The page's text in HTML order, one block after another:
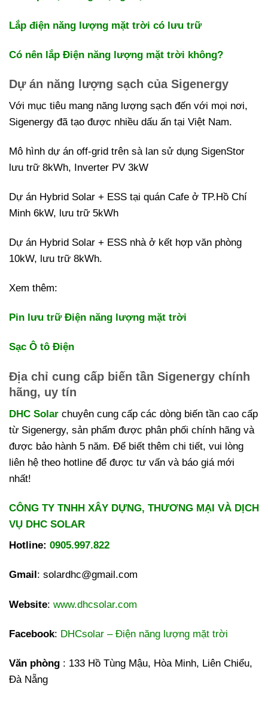
Lắp điện năng lượng mặt trời có lưu trữ
Có nên lắp Điện năng lượng mặt trời không?
Dự án năng lượng sạch của Sigenergy
Với mục tiêu mang năng lượng sạch đến với mọi nơi,
Sigenergy đã tạo được nhiều dấu ấn tại Việt Nam.
Mô hình dự án off-grid trên sà lan sử dụng SigenStor
lưu trữ 8kWh, Inverter PV 3kW
Dự án Hybrid Solar + ESS tại quán Cafe ở TP.Hồ Chí
Minh 6kW, lưu trữ 5kWh
Dự án Hybrid Solar + ESS nhà ở kết hợp văn phòng
10kW, lưu trữ 8kWh.
Xem thêm:
Pin lưu trữ Điện năng lượng mặt trời
Sạc Ô tô Điện
Địa chỉ cung cấp biến tần Sigenergy chính
hãng, uy tín
DHC Solar chuyên cung cấp các dòng biến tần cao cấp
từ Sigenergy, sản phẩm được phân phối chính hãng và
được bảo hành 5 năm. Để biết thêm chi tiết, vui lòng
liên hệ theo hotline để được tư vấn và báo giá mới
nhất!
CÔNG TY TNHH XÂY DỰNG, THƯƠNG MẠI VÀ DỊCH
VỤ DHC SOLAR
Hotline: 0905.997.822
Gmail : solardhc@gmail.com
Website: www.dhcsolar.com
Facebook: DHCsolar – Điện năng lượng mặt trời
Văn phòng : 133 Hồ Tùng Mậu, Hòa Minh, Liên Chiểu,
Đà Nẵng